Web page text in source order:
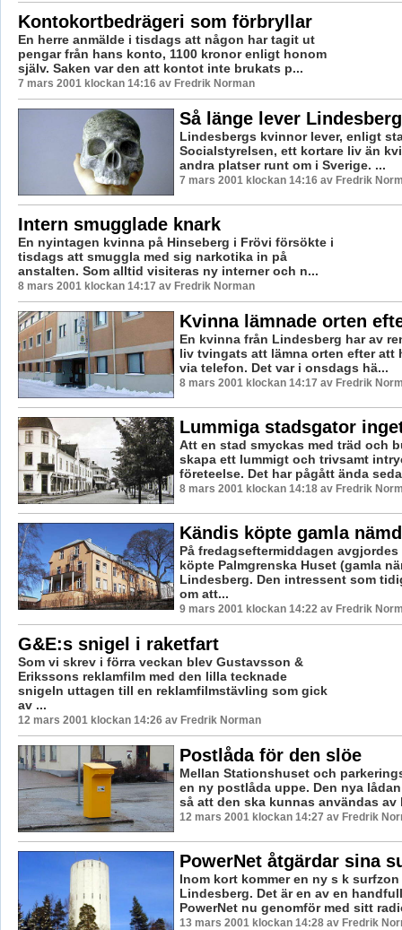
Kontokortbedrägeri som förbryllar
En herre anmälde i tisdags att någon har tagit ut
pengar från hans konto, 1100 kronor enligt honom
själv. Saken var den att kontot inte brukats p...
7 mars 2001 klockan 14:16 av Fredrik Norman
Så länge lever
Lindesbergs kvinnor lever, enligt
Socialstyrelsen, ett kortare liv än
andra platser runt om i Sverige. ...
7 mars 2001 klockan 14:16 av Fredrik
Intern smugglade knark
En nyintagen kvinna på Hinseberg i Frövi försökte i
tisdags att smuggla med sig narkotika in på
anstalten. Som alltid visiteras ny interner och n...
8 mars 2001 klockan 14:17 av Fredrik Norman
Kvinna lämnade orten
En kvinna från Lindesberg har av
liv tvingats att lämna orten efter att
via telefon. Det var i onsdags hä...
8 mars 2001 klockan 14:17 av Fredrik
Lummiga stadsgator
Att en stad smyckas med träd och
skapa ett lummigt och trivsamt
företeelse. Det har pågått ända
8 mars 2001 klockan 14:18 av Fredrik
Kändis köpte gamla
På fredagseftermiddagen avgjordes
köpte Palmgrenska Huset (gamla
Lindesberg. Den intressent som
om att...
9 mars 2001 klockan 14:22 av Fredrik
G&E:s snigel i raketfart
Som vi skrev i förra veckan blev Gustavsson &
Erikssons reklamfilm med den lilla tecknade
snigeln uttagen till en reklamfilmstävling som gick
av ...
12 mars 2001 klockan 14:26 av Fredrik Norman
Postlåda för den slöe
Mellan Stationshuset och
en ny postlåda uppe. Den nya
så att den ska kunnas användas av
12 mars 2001 klockan 14:27 av Fredrik
PowerNet åtgärdar sina
Inom kort kommer en ny s k
Lindesberg. Det är en av en
PowerNet nu genomför med sitt
13 mars 2001 klockan 14:28 av Fredrik